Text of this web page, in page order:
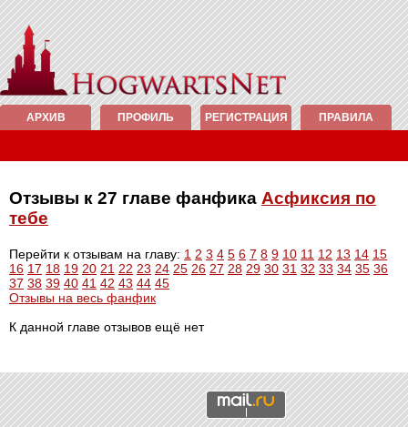
АРХИВ ПРОФИЛЬ РЕГИСТРАЦИЯ ПРАВИЛА
Отзывы к 27 главе фанфика Асфиксия по
тебе
Перейти к отзывам на главу: 1 2 3 4 5 6 7 8 9 10 11 12 13 14 15
16 17 18 19 20 21 22 23 24 25 26 27 28 29 30 31 32 33 34 35 36
37 38 39 40 41 42 43 44 45
Отзывы на весь фанфик
К данной главе отзывов ещё нет